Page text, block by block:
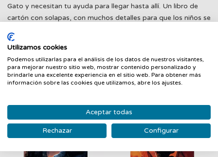
Gato y necesitan tu ayuda para llegar hasta allí. Un libro de
cartón con solapas, con muchos detalles para que los niños se
PRODUCTOS RELACIONADOS
Nuevo Nuevo
Utilizamos cookies
Podemos utilizarlas para el análisis de los datos de nuestros visitantes,
para mejorar nuestro sitio web, mostrar contenido personalizado y
brindarle una excelente experiencia en el sitio web. Para obtener más
información sobre las cookies que utilizamos, abre los ajustes.
Aceptar todas
Rechazar Configurar